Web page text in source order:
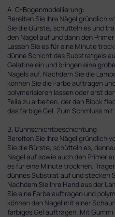
A. C-Bogenmodellierung:
Bereiten Sie Ihre Nägel gründlich
Sie die Bürste, schütteln es und
den Nagel auf und dann den
Lassen Sie es für eine Minute
dünne Schicht des Substratgels
Gelatine ein und bringen eine
Nagels auf. Nachdem Sie die
können Sie die Farbe auftragen
polymerisieren lassen oder erst
Feile zu arbeiten, der den Block
das farbige Gel. Zum Schmluss
B. Dünnschichtbeschichtung:
Bereiten Sie Ihre Nägel gründlich
Sie die Bürste, schütteln es,
Nagel auf sowie auch den Primer
es für eine Minute trocknen.
dünnes Substrat auf und stecken
Nachdem Sie Ihre Hand aus der
Sie eine Farbe auftragen und
können den Nagel mit einer
farbiges Gel auftragen. Mit Gummi